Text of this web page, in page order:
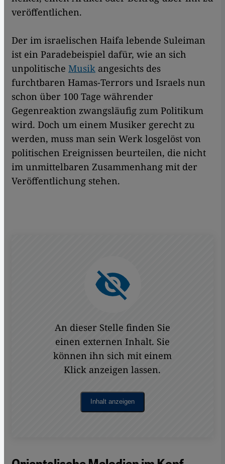
veröffentlichen.
Der im israelischen Haifa lebende Suleiman
ist ein Paradebeispiel dafür, wie an sich
unpolitische Musik angesichts des
furchtbaren Hamas-Terrors und Israels nun
schon über 100 Tage währender
Gegenreaktion zwangsläufig zum Politikum
wird. Doch um einem Musiker gerecht zu
werden, muss man sein Werk losgelöst von
politischen Ereignissen beurteilen, die nicht
im unmittelbaren Zusammenhang mit der
Veröffentlichung stehen.
An dieser Stelle finden Sie
einen externen Inhalt. Sie
können ihn sich mit einem
Klick anzeigen lassen.
Inhalt anzeigen